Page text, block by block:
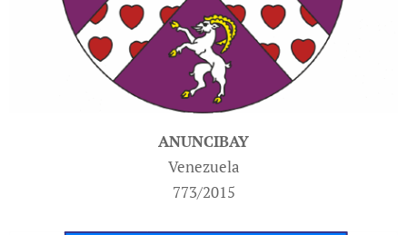
ANUNCIBAY
Venezuela
773/2015